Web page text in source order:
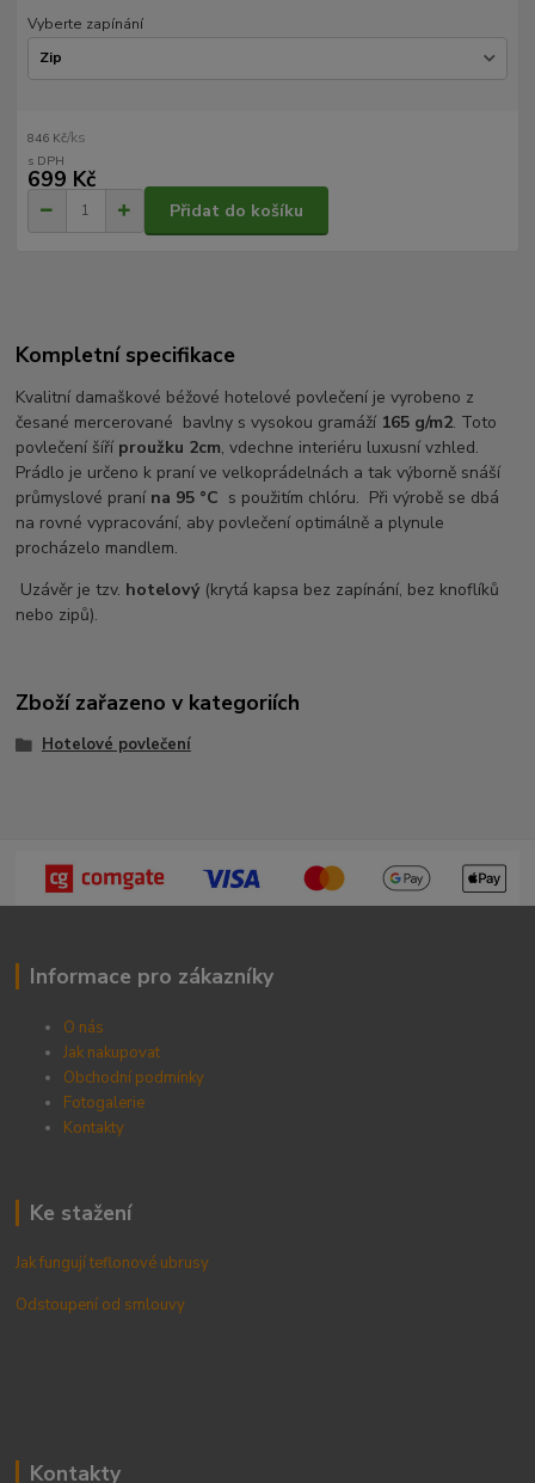
Vyberte zapínání
846 Kč/ks
699 Kč
Přidat do košíku
Kompletní specifikace
Kvalitní damaškové béžové hotelové povlečení je vyrobeno z
česané mercerované bavlny s vysokou gramáží 165 g/m2. Toto
povlečení šíří proužku 2cm, vdechne interiéru luxusní vzhled.
Prádlo je určeno k praní ve velkoprádelnách a tak výborně snáší
průmyslové praní na 95 °C s použitím chlóru. Při výrobě se dbá
na rovné vypracování, aby povlečení optimálně a plynule
procházelo mandlem.
Uzávěr je tzv. hotelový (krytá kapsa bez zapínání, bez knoflíků
nebo zipů).
Zboží zařazeno v kategoriích
Hotelové povlečení
Informace pro zákazníky
O nás
Jak nakupovat
Obchodní podmínky
Fotogalerie
Kontakty
Ke stažení
Jak fungují teflonové ubrusy
Odstoupení od smlouvy
Kontakty